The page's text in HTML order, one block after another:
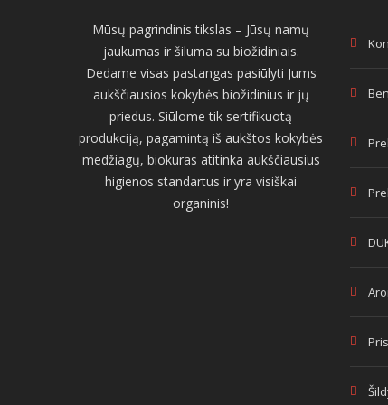
Mūsų pagrindinis tikslas – Jūsų namų
jaukumas ir šiluma su biožidiniais.
Dedame visas pastangas pasiūlyti Jums
aukščiausios kokybės biožidinius ir jų
priedus. Siūlome tik sertifikuotą
produkciją, pagamintą iš aukštos kokybės
medžiagų, biokuras atitinka aukščiausius
higienos standartus ir yra visiškai
organinis!